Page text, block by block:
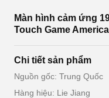
Màn hình cảm ứng
Touch Game
Chi tiết sản phẩm
Nguồn gốc: Trung Quốc
Hàng hiệu: Lie Jiang